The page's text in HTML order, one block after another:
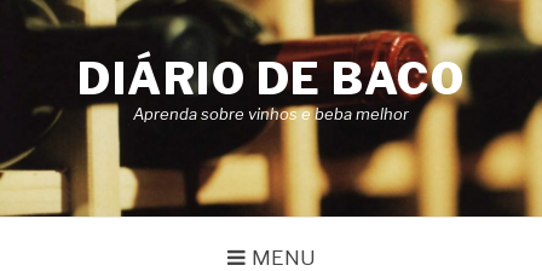
Pular
DIÁRIO DE BACO
Aprenda sobre vinhos e beba melhor
MENU